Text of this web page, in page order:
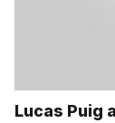
Lucas Puig